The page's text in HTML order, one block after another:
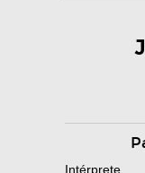
Intérprete